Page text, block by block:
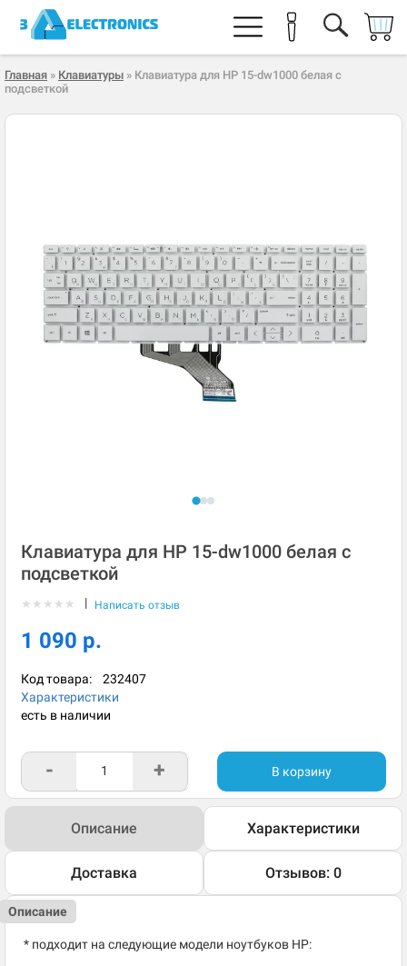
Главная » Клавиатуры » Клавиатура для HP 15-dw1000 белая с
подсветкой
Клавиатура для HP 15-dw1000 белая с
подсветкой
★ ★ ★ ★ ★ | Написать отзыв
1 090 р.
Код товара: 232407
Характеристики
есть в наличии
- + В корзину
Описание Характеристики
Доставка Отзывов: 0
Описание
* подходит на следующие модели ноутбуков HP: